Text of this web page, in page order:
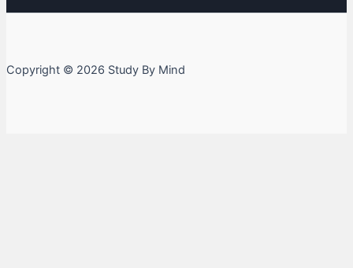
Copyright © 2026 Study By Mind